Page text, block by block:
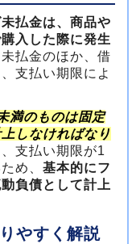
払金は、商品や
入した際に発生
払金のほか、借
支払い期限によ
満のものは固定
しなければなり
支払い期限が1
め、 基本的にフ
負債として計上
やすく解説